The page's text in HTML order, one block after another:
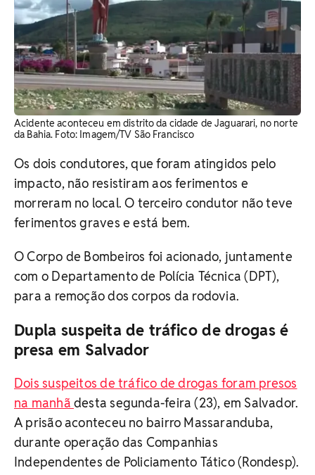
Acidente aconteceu em distrito da cidade de Jaguarari, no norte
da Bahia. Foto: Imagem/TV São Francisco
Os dois condutores, que foram atingidos pelo
impacto, não resistiram aos ferimentos e
morreram no local. O terceiro condutor não teve
ferimentos graves e está bem.
O Corpo de Bombeiros foi acionado, juntamente
com o Departamento de Polícia Técnica (DPT),
para a remoção dos corpos da rodovia.
Dupla suspeita de tráfico de drogas é
presa em Salvador
Dois suspeitos de tráfico de drogas foram presos
na manhã desta segunda-feira (23), em Salvador.
A prisão aconteceu no bairro Massaranduba,
durante operação das Companhias
Independentes de Policiamento Tático (Rondesp).